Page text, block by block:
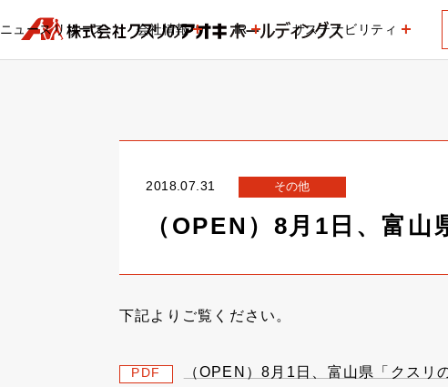
ニュースリリース 会社情報 IR サステナビリティ
2018.07.31 その他
（OPEN）8月1日、富
下記よりご覧ください。
PDF （OPEN）8月1日、富山県「クスリ